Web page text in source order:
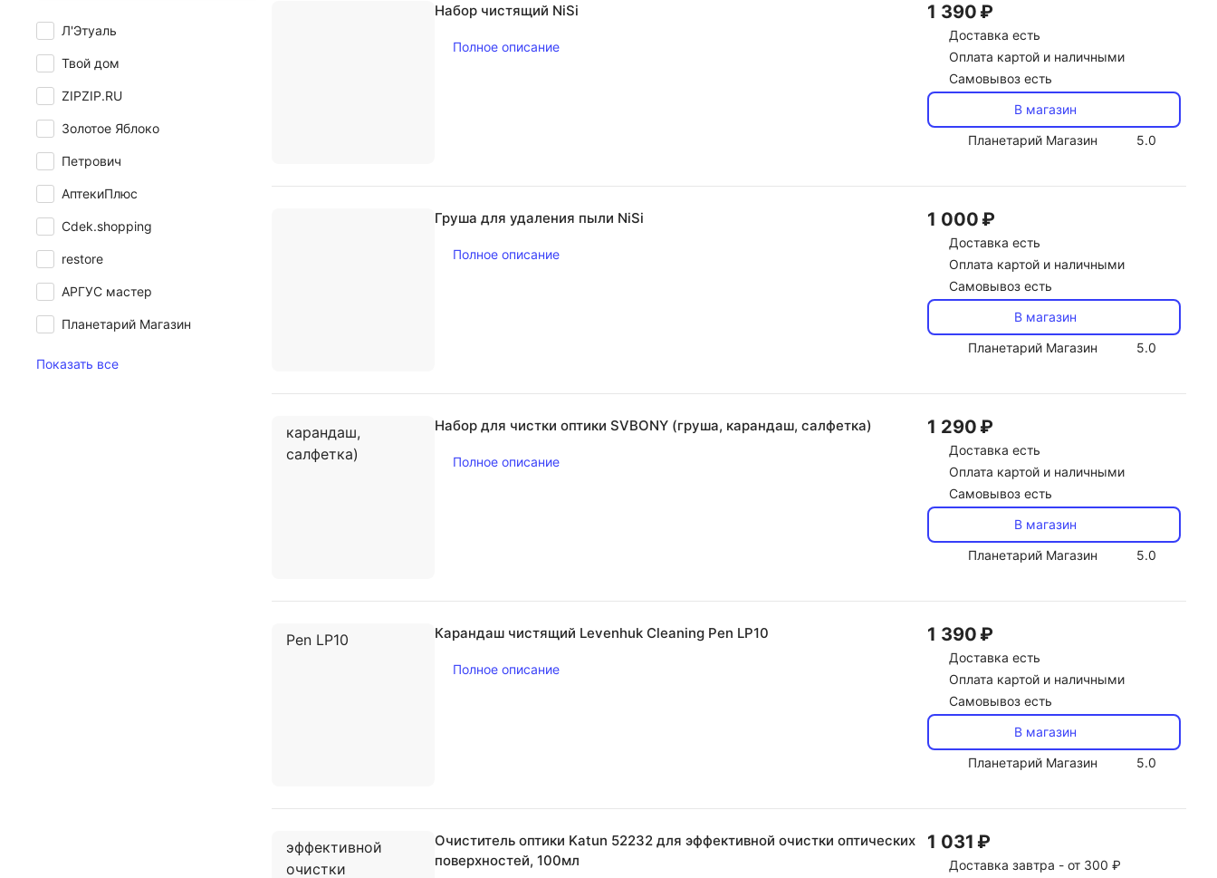
Л'Этуаль
Твой дом
ZIPZIP.RU
Золотое Яблоко
Петрович
АптекиПлюс
Cdek.shopping
restore
АРГУС мастер
Планетарий Магазин
Показать все
Набор чистящий NiSi
Полное описание
1 390 ₽
Доставка есть
Оплата картой и наличными
Самовывоз есть
В магазин
Планетарий Магазин
5.0
Груша для удаления пыли NiSi
Полное описание
1 000 ₽
Доставка есть
Оплата картой и наличными
Самовывоз есть
В магазин
Планетарий Магазин
5.0
Набор для чистки оптики SVBONY (груша, карандаш, салфетка)
Полное описание
1 290 ₽
Доставка есть
Оплата картой и наличными
Самовывоз есть
В магазин
Планетарий Магазин
5.0
Карандаш чистящий Levenhuk Cleaning Pen LP10
Полное описание
1 390 ₽
Доставка есть
Оплата картой и наличными
Самовывоз есть
В магазин
Планетарий Магазин
5.0
Очиститель оптики Katun 52232 для эффективной очистки оптических
поверхностей, 100мл
1 031 ₽
Доставка завтра - от 300 ₽